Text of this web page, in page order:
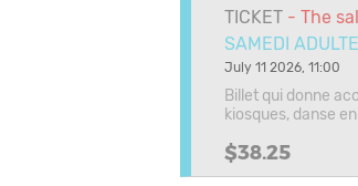
TICKET- The
SAMEDI
July 11 2026, 11:00
Billet qui donne
kiosques, danse
$38.25